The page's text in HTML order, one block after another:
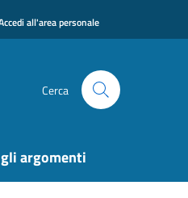
all'area personale
Cerca
argomenti